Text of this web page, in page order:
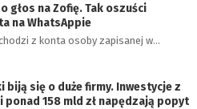
głos na Zofię. Tak oszuści
na WhatsAppie
z konta osoby zapisanej w…
biją się o duże firmy. Inwestycje z
ponad 158 mld zł napędzają popyt